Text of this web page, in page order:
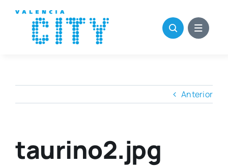
contenido
Anterior
taurino2.jpg